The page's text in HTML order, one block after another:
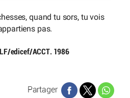
quand tu sors, tu vois
pas.
edicef/ACCT. 1986
Partager